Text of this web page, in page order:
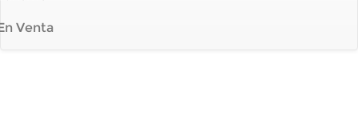
Venta